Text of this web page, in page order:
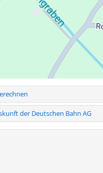
der Deutschen Bahn AG